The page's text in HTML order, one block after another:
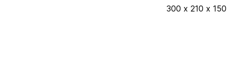
300 х 210 х 150